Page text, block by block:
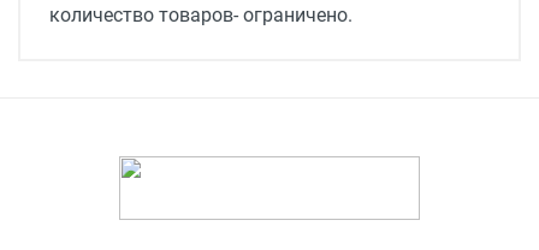
роторный
количество товаров- ограничено.